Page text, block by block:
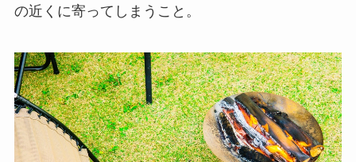
の近くに寄ってしまうこと。